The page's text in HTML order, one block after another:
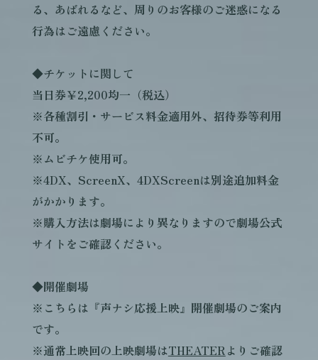
る、あばれるなど、周りのお客様のご迷惑になる
行為はご遠慮ください。
◆チケットに関して
当日券￥2,200均一（税込）
※各種割引・サービス料金適用外、招待券等利用
不可。
※ムビチケ使用可。
※4DX、ScreenX、4DXScreenは別途追加料金
がかかります。
※購入方法は劇場により異なりますので劇場公式
サイトをご確認ください。
◆開催劇場
※こちらは『声ナシ応援上映』開催劇場のご案内
です。
※通常上映回の上映劇場はTHEATERよりご確認